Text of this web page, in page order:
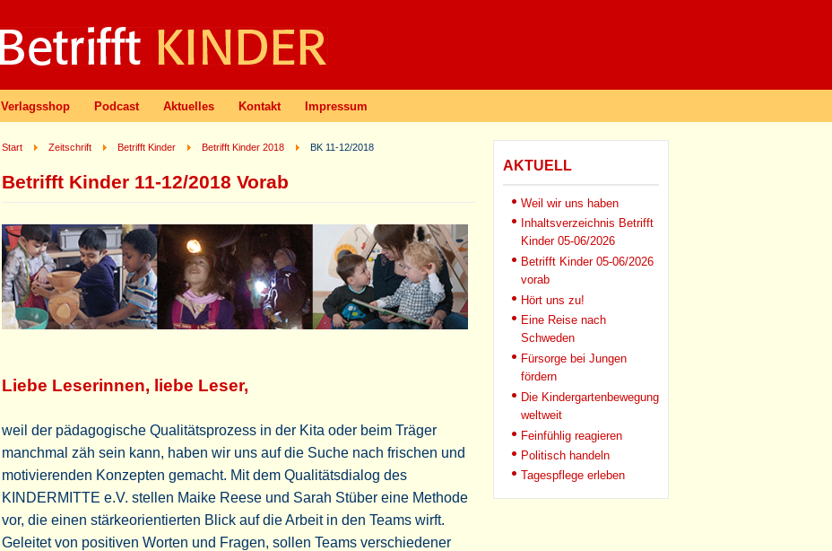
Verlagsshop Podcast Aktuelles Kontakt Impressum
Start Zeitschrift Betrifft Kinder Betrifft Kinder 2018 BK 11-12/2018
Betrifft Kinder 11-12/2018 Vorab
Liebe Leserinnen, liebe Leser,
weil der pädagogische Qualitätsprozess in der Kita oder beim Träger
manchmal zäh sein kann, haben wir uns auf die Suche nach frischen und
motivierenden Konzepten gemacht. Mit dem Qualitätsdialog des
KINDERMITTE e.V. stellen Maike Reese und Sarah Stüber eine Methode
vor, die einen stärkeorientierten Blick auf die Arbeit in den Teams wirft.
Geleitet von positiven Worten und Fragen, sollen Teams verschiedener
AKTUELL
Weil wir uns haben
Inhaltsverzeichnis Betrifft
Kinder 05-06/2026
Betrifft Kinder 05-06/2026
vorab
Hört uns zu!
Eine Reise nach
Schweden
Fürsorge bei Jungen
fördern
Die Kindergartenbewegung
weltweit
Feinfühlig reagieren
Politisch handeln
Tagespflege erleben